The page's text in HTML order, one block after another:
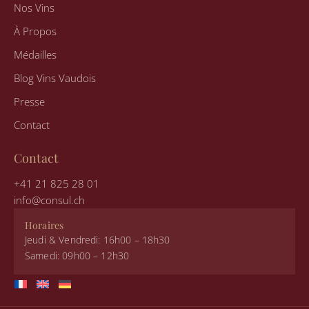
Nos Vins
À Propos
Médailles
Blog Vins Vaudois
Presse
Contact
Contact
+41 21 825 28 01
info@consul.ch
Horaires
Jeudi & Vendredi: 16h00 – 18h30
Samedi: 09h00 – 12h30